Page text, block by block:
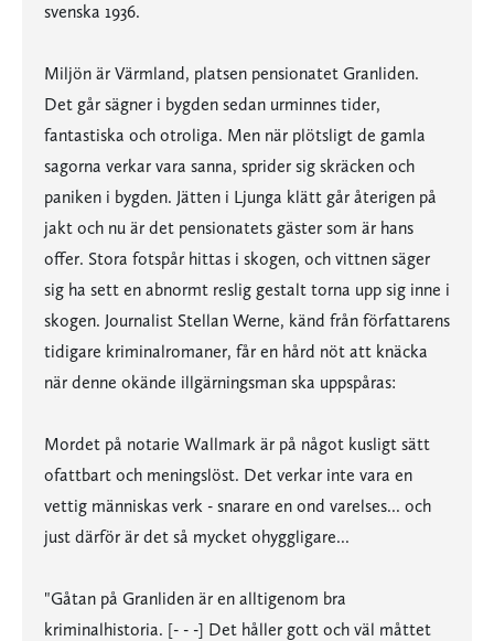
svenska 1936.
Miljön är Värmland, platsen pensionatet Granliden.
Det går sägner i bygden sedan urminnes tider,
fantastiska och otroliga. Men när plötsligt de gamla
sagorna verkar vara sanna, sprider sig skräcken och
paniken i bygden. Jätten i Ljunga klätt går återigen på
jakt och nu är det pensionatets gäster som är hans
offer. Stora fotspår hittas i skogen, och vittnen säger
sig ha sett en abnormt reslig gestalt torna upp sig inne i
skogen. Journalist Stellan Werne, känd från författarens
tidigare kriminalromaner, får en hård nöt att knäcka
när denne okände illgärningsman ska uppspåras:
Mordet på notarie Wallmark är på något kusligt sätt
ofattbart och meningslöst. Det verkar inte vara en
vettig människas verk - snarare en ond varelses... och
just därför är det så mycket ohyggligare...
"Gåtan på Granliden är en alltigenom bra
kriminalhistoria. [- - -] Det håller gott och väl måttet